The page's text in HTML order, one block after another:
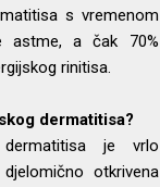
s vremenom
astme, a čak 70%
rinitisa.
dermatitisa?
je vrlo
otkrivena